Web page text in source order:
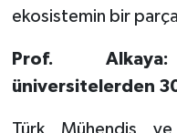
ekosistemin bir
Prof.
üniversitelerden